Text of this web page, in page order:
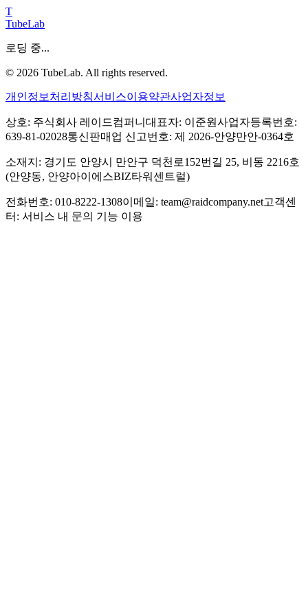
T
TubeLab
로딩 중...
© 2026 TubeLab. All rights reserved.
개인정보처리방침서비스이용약관사업자정보
상호: 주식회사 레이드컴퍼니 대표자: 이준원사업자등록번호:
639-81-02028통신판매업 신고번호: 제 2026-안양만안-0364호
소재지: 경기도 안양시 만안구 덕천로152번길 25, 비동 2216호
(안양동, 안양아이에스BIZ타워센트럴)
전화번호: 010-8222-1308이메일: team@raidcompany.net고객센
터: 서비스 내 문의 기능 이용